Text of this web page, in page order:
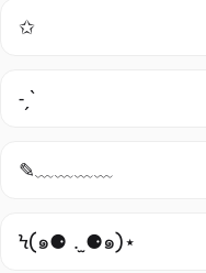
✩
˗ˏˋ
✎﹏﹏﹏﹏
Ϟ(๑⚈ ․̫ ⚈๑)⋆